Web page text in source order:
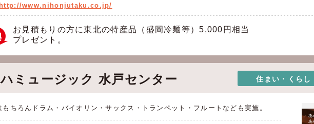
http://www.nihonjutaku.co.jp/
お見積もりの方に東北の特産品（盛岡冷麺等）5,000円相当
プレゼント。
ミュージック 水戸センター 住まい・くらし
もちろんドラム・バイオリン・サックス・トランペット・フルートなども実施。